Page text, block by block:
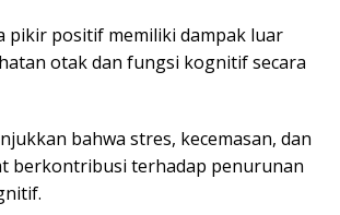
pikir positif memiliki dampak luar
otak dan fungsi kognitif secara
bahwa stres, kecemasan, dan
berkontribusi terhadap penurunan